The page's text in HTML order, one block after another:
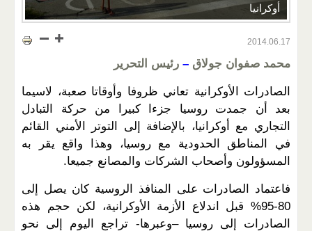
أوكرانيا
2014.06.17
محمد صفوان جولاق – رئيس التحرير
الصادرات الأوكرانية تعاني ظروفا وأوقاتا صعبة، لاسيما
بعد أن جمدت روسيا جزءا كبيرا من حركة التبادل
التجاري مع أوكرانيا، بالإضافة إلى التوتر الأمني القائم
في المناطق الحدودية مع روسيا، وهذا واقع يقر به
المسؤولون وأصحاب الشركات والمصانع جميعا.
فاعتماد الصادرات على المنافذ الروسية كان يصل إلى
80-95% قبل اندلاع الأزمة الأوكرانية، لكن حجم هذه
الصادرات إلى روسيا –وعبرها- تراجع اليوم إلى نحو